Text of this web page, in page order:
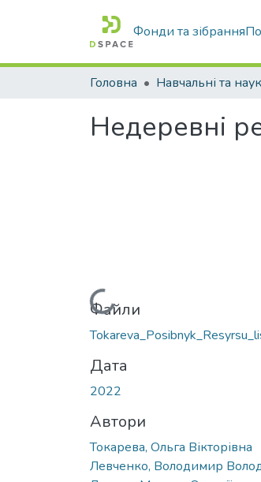
Фонди та зібрання
Головна
Недеревні
Вантажиться...
Файли
Дата
2022
Автори
Токарева, Ольга Вікторівна
Левченко, Володимир